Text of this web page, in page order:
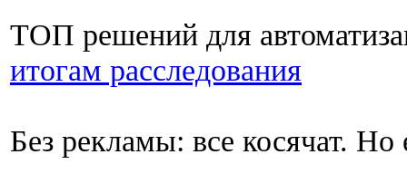
ТОП решений для
итогам расследования
Без рекламы: все косячат.